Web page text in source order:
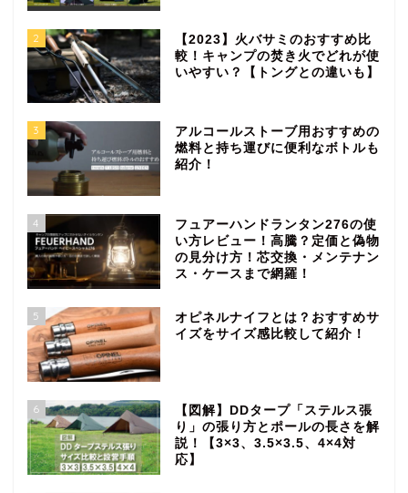
2
【2023】火バサミのおすすめ比
較！キャンプの焚き火でどれが使
いやすい？【トングとの違いも】
3
アルコールストーブ用おすすめの
燃料と持ち運びに便利なボトルも
紹介！
4
フュアーハンドランタン276の使
い方レビュー！高騰？定価と偽物
の見分け方！芯交換・メンテナン
ス・ケースまで網羅！
5
オピネルナイフとは？おすすめサ
イズをサイズ感比較して紹介！
6
【図解】DDタープ「ステルス張
り」の張り方とポールの長さを解
説！【3×3、3.5×3.5、4×4対
応】